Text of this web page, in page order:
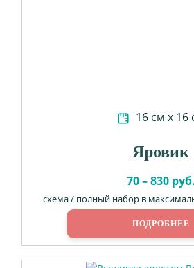
16 см х 16
Яровик
70 – 830 руб.
схема / полный набор в
ПОДРОБНЕЕ